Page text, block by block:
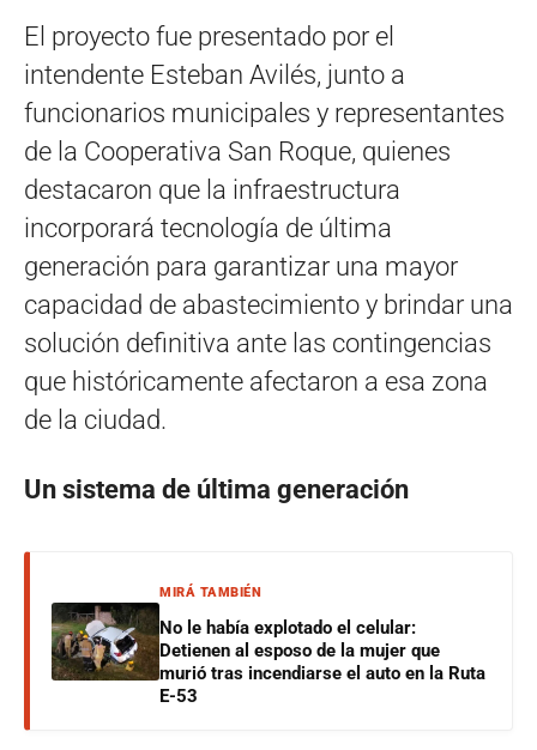
El proyecto fue presentado por el
intendente Esteban Avilés, junto a
funcionarios municipales y representantes
de la Cooperativa San Roque, quienes
destacaron que la infraestructura
incorporará tecnología de última
generación para garantizar una mayor
capacidad de abastecimiento y brindar una
solución definitiva ante las contingencias
que históricamente afectaron a esa zona
de la ciudad.
Un sistema de última generación
MIRÁ TAMBIÉN
No le había explotado el celular:
Detienen al esposo de la mujer que
murió tras incendiarse el auto en la Ruta
E-53